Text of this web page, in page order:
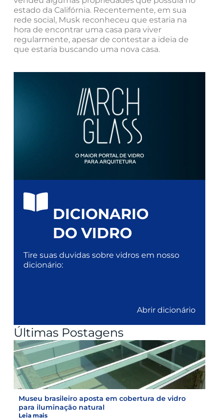
estado da Califórnia. Recentemente, em sua
rede social, Musk reconheceu que estaria na
hora de encontrar uma casa para viver
regularmente, apesar de contestar a ideia de
que estaria buscando uma nova casa.
DICIONARIO
DO VIDRO
Tire suas duvidas sobre vidros em nosso
dicionário:
Abrir dicionário
Últimas Postagens
Museu brasileiro aposta em cobertura de vidro
para iluminação natural
Leia mais